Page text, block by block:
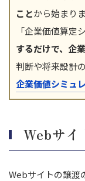
ことから始まりま
「企業価値算定
するだけで、企
判断や将来設計
企業価値シミュ
Webサイ
Webサイトの譲渡